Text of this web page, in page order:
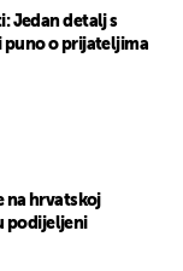
Jedan detalj s
puno o prijateljima
na hrvatskoj
podijeljeni